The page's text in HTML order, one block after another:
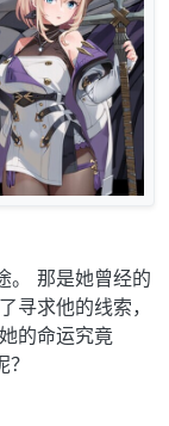
。 那是她曾经的
寻求他的线索，
的命运究竟